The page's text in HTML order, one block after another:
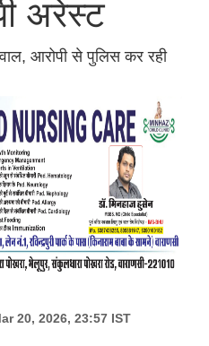
अरेस्ट
आरोपी से पुलिस कर रही
20, 2026, 23:57 IST